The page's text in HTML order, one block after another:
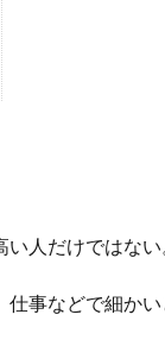
人だけではない
事などで細か